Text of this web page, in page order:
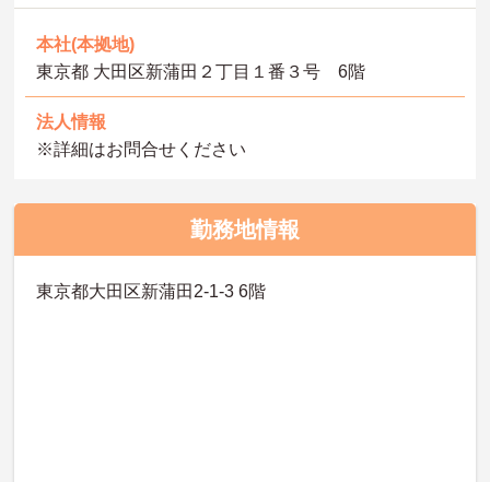
本社(本拠地)
東京都 大田区新蒲田２丁目１番３号 6階
法人情報
※詳細はお問合せください
勤務地情報
東京都大田区新蒲田2-1-3 6階